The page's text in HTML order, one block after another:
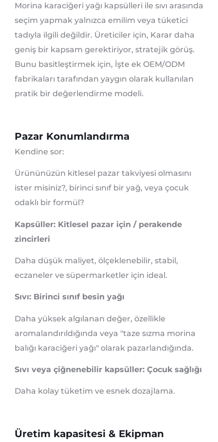
Morina karaciğeri yağı kapsülleri ile sıvı arasında
seçim yapmak yalnızca emilim veya tüketici
tadıyla ilgili değildir. Üreticiler için, Karar daha
geniş bir kapsam gerektiriyor, stratejik görüş.
Bunu basitleştirmek için, İşte ek OEM/ODM
fabrikaları tarafından yaygın olarak kullanılan
pratik bir değerlendirme modeli.
Pazar Konumlandırma
Kendine sor:
Ürününüzün kitlesel pazar takviyesi olmasını
ister misiniz?, birinci sınıf bir yağ, veya çocuk
odaklı bir formül?
Kapsüller: Kitlesel pazar için / perakende
zincirleri
Daha düşük maliyet, ölçeklenebilir, stabil,
eczaneler ve süpermarketler için ideal.
Sıvı: Birinci sınıf besin yağı
Daha yüksek algılanan değer, özellikle
aromalandırıldığında veya "taze sızma morina
balığı karaciğeri yağı" olarak pazarlandığında.
Sıvı veya çiğnenebilir kapsüller: Çocuk sağlığı
Daha kolay tüketim ve esnek dozajlama.
Üretim kapasitesi & Ekipman